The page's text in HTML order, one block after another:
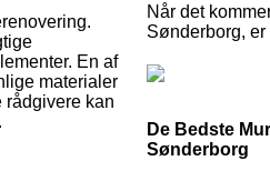
En af
materialer
rådgivere kan
Når det
Sønderborg, er
De Bedste
Sønderborg